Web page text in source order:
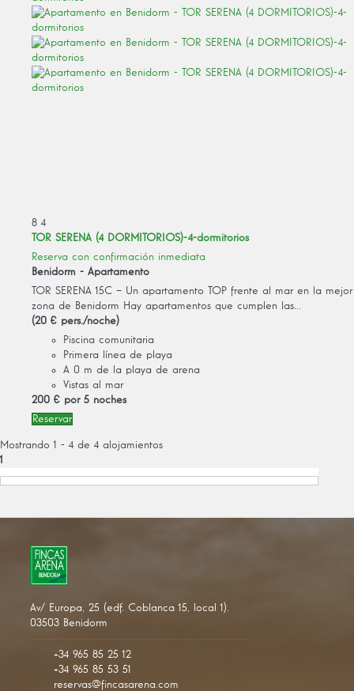
8 4
TOR SERENA (4 DORMITORIOS)-4-dormitorios
Reserva con confirmación inmediata
Benidorm - Apartamento
TOR SERENA 15C – Un apartamento TOP frente al mar en la mejor
zona de Benidorm Hay apartamentos que cumplen las...
(20 € pers./noche)
Piscina comunitaria
Primera línea de playa
A 0 m de la playa de arena
Vistas al mar
200 € por 5 noches
Reservar
Mostrando 1 - 4 de 4 alojamientos
1
Av/ Europa, 25 (edf. Coblanca 15, local 1).
03503 Benidorm
+34 965 85 25 12
+34 965 85 53 51
reservas@fincasarena.com